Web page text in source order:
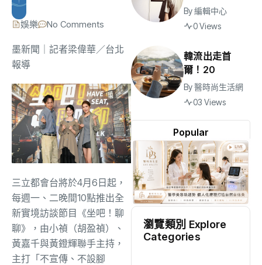
娛樂 No Comments
墨新聞 ｜記者梁偉華／台北
報導
三立都會台將於4月6日起，
每週一、二晚間10點推出全
新實境訪談節目《坐吧！聊
聊》，由小禎（胡盈禎）、
黃嘉千與黃鐙輝聯手主持，
主打「不宣傳、不設腳
Popular
By編輯中心
0 Views
韓流出走首
爾！20
By醫時尚生活網
03 Views
瀏覽類別 Explore
Categories